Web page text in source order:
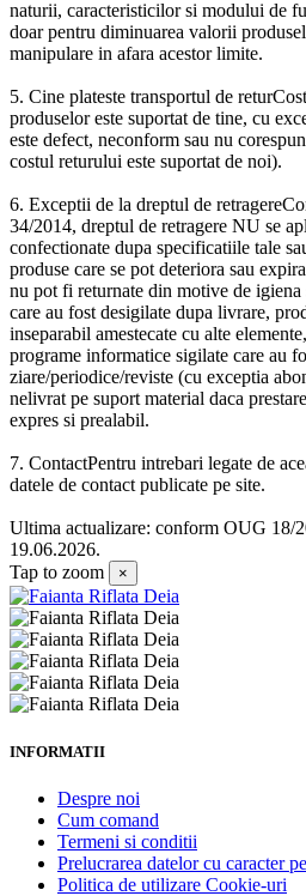
naturii, caracteristicilor si modului de
doar pentru diminuarea valorii
manipulare in afara acestor limite.
5. Cine plateste transportul de
produselor este suportat de tine, cu
este defect, neconform sau nu
costul returului este suportat de noi).
6. Exceptii de la dreptul de
34/2014, dreptul de retragere NU se
confectionate dupa specificatiile tale
produse care se pot deteriora sau
nu pot fi returnate din motive de igiena
care au fost desigilate dupa livrare,
inseparabil amestecate cu alte
programe informatice sigilate care au
ziare/periodice/reviste (cu exceptia
nelivrat pe suport material daca
expres si prealabil.
7. ContactPentru intrebari legate de
datele de contact publicate pe site.
Ultima actualizare: conform OUG 18/
19.06.2026.
Tap to zoom
×
INFORMATII
Despre noi
Cum comand
Termeni si conditii
Prelucrarea datelor cu caracter
Politica de utilizare Cookie-uri